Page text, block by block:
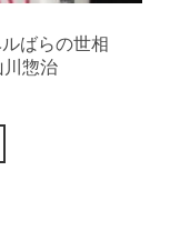
ばらの世相
惣治